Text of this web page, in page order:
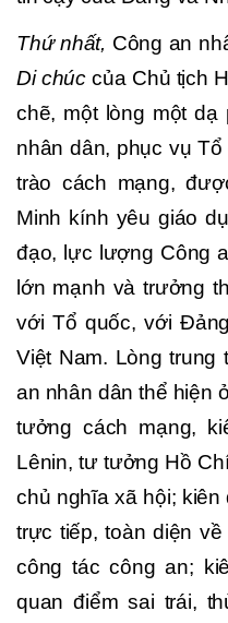
Thứ nhất, Công an
Di chúc của Chủ tịch
chẽ, một lòng một
nhân dân, phục vụ Tổ
trào cách mạng,
Minh kính yêu giáo
đạo, lực lượng Công
lớn mạnh và trưởng
với Tổ quốc, với
Việt Nam. Lòng
an nhân dân thể hiện
tưởng cách mạng,
Lênin, tư tưởng Hồ
chủ nghĩa xã hội;
trực tiếp, toàn diện
công tác công an;
quan điểm sai trái,